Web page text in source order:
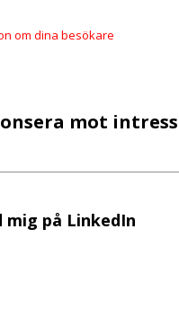
om dina besökare
mot
mig på LinkedIn